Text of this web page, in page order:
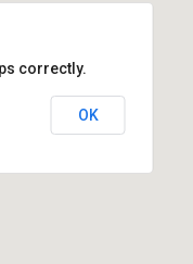
correctly.
OK